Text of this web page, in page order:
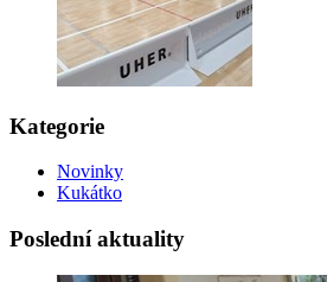
Kategorie
Novinky
Kukátko
Poslední aktuality